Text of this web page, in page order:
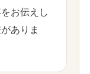
お伝えし
ありま